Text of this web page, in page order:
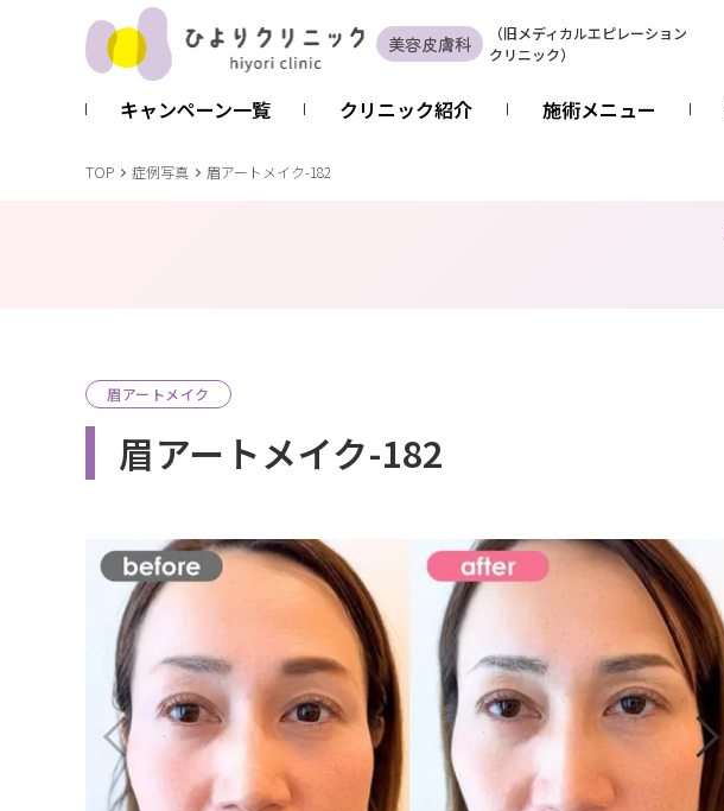
美容皮膚科 （旧メディカルエピレーション
クリニック）
キャンペーン一覧 クリニック紹介 施術メニュー
TOP 症例写真 眉アートメイク-182
眉アートメイク
眉アートメイク-182